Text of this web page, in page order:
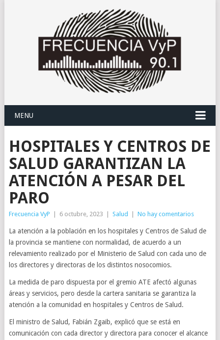
MENU
HOSPITALES Y CENTROS DE
SALUD GARANTIZAN LA
ATENCIÓN A PESAR DEL
PARO
Frecuencia VyP 6 octubre, 2023 Salud No hay comentarios
La atención a la población en los hospitales y Centros de Salud de
la provincia se mantiene con normalidad, de acuerdo a un
relevamiento realizado por el Ministerio de Salud con cada uno de
los directores y directoras de los distintos nosocomios.
La medida de paro dispuesta por el gremio ATE afectó algunas
áreas y servicios, pero desde la cartera sanitaria se garantiza la
atención a la comunidad en hospitales y Centros de Salud.
El ministro de Salud, Fabián Zgaib, explicó que se está en
comunicación con cada director y directora para conocer el alcance